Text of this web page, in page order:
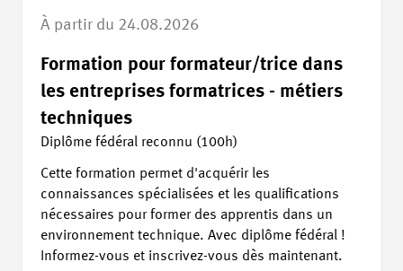
À partir du 24.08.2026
Formation pour formateur/trice dans
les entreprises formatrices - métiers
techniques
Diplôme fédéral reconnu (100h)
Cette formation permet d'acquérir les
connaissances spécialisées et les qualifications
nécessaires pour former des apprentis dans un
environnement technique. Avec diplôme fédéral !
Informez-vous et inscrivez-vous dès maintenant.